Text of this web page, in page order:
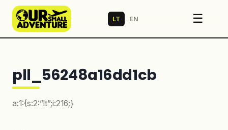
LT EN ☰
pll_56248a16dd1cb
a:1:{s:2:”lt”;i:216;}